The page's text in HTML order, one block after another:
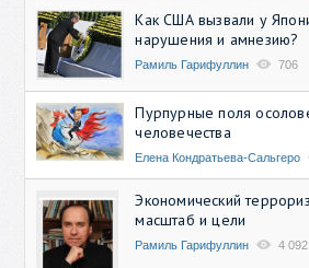
Как США вызвали у
нарушения и амнезию?
Рамиль Гарифуллин 706
Пурпурные поля
человечества
Елена Кондратьева-Сальгеро
Экономический
масштаб и цели
Рамиль Гарифуллин 4 092